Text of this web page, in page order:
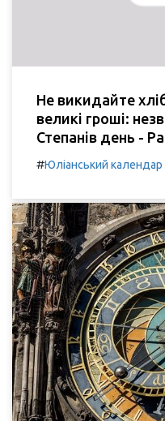
Не викидайте
великі гроші:
Степанів день -
#Юліанський календар